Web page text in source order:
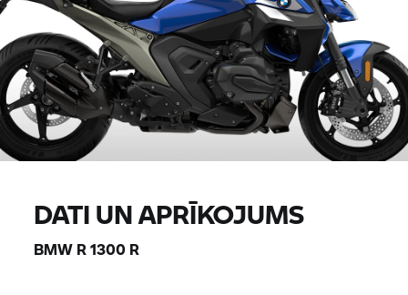
DATI UN APRĪKOJUMS
BMW R 1300 R